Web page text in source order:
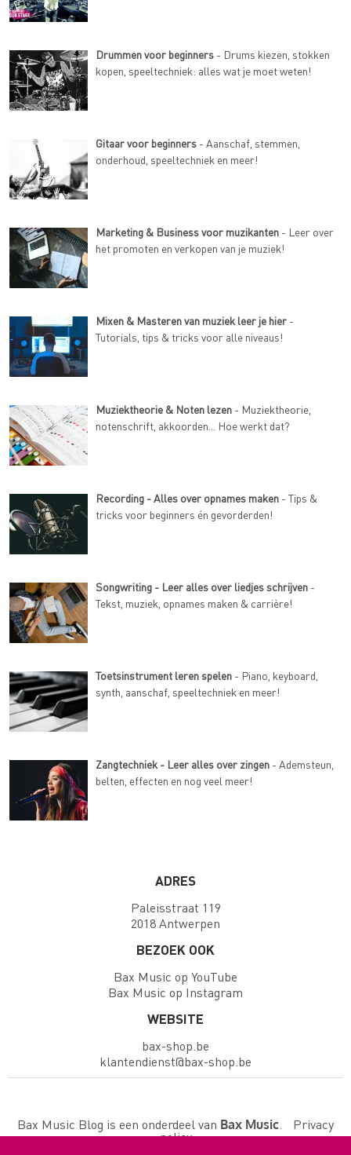
Drummen voor beginners - Drums kiezen, stokken
kopen, speeltechniek: alles wat je moet weten!
Gitaar voor beginners - Aanschaf, stemmen,
onderhoud, speeltechniek en meer!
Marketing & Business voor muzikanten - Leer over
het promoten en verkopen van je muziek!
Mixen & Masteren van muziek leer je hier -
Tutorials, tips & tricks voor alle niveaus!
Muziektheorie & Noten lezen - Muziektheorie,
notenschrift, akkoorden... Hoe werkt dat?
Recording - Alles over opnames maken - Tips &
tricks voor beginners én gevorderden!
Songwriting - Leer alles over liedjes schrijven -
Tekst, muziek, opnames maken & carrière!
Toetsinstrument leren spelen - Piano, keyboard,
synth, aanschaf, speeltechniek en meer!
Zangtechniek - Leer alles over zingen - Ademsteun,
belten, effecten en nog veel meer!
ADRES
Paleisstraat 119
2018 Antwerpen
BEZOEK OOK
Bax Music op YouTube
Bax Music op Instagram
WEBSITE
bax-shop.be
klantendienst@bax-shop.be
Bax Music Blog is een onderdeel van Bax Music Privacy
policy